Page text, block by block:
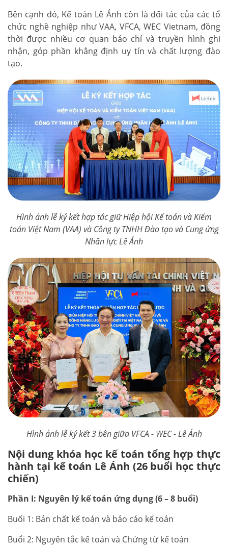
Bên cạnh đó, Kế toán Lê Ánh còn là đối tác của các tổ
chức nghề nghiệp như VAA, VFCA, WEC Vietnam, đồng
thời được nhiều cơ quan báo chí và truyền hình ghi
nhận, góp phần khẳng định uy tín và chất lượng đào
tạo.
Hình ảnh lễ ký kết hợp tác giữ Hiệp hội Kế toán và Kiểm
toán Việt Nam (VAA) và Công ty TNHH Đào tạo và Cung ứng
Nhân lực Lê Ánh
Hình ảnh lễ ký kết 3 bên giữa VFCA - WEC - Lê Ánh
Nội dung khóa học kế toán tổng hợp thực
hành tại kế toán Lê Ánh (26 buổi học thực
chiến)
Phần I: Nguyên lý kế toán ứng dụng (6 – 8 buổi)
Buổi 1: Bản chất kế toán và báo cáo kế toán
Buổi 2: Nguyên tắc kế toán và Chứng từ kế toán